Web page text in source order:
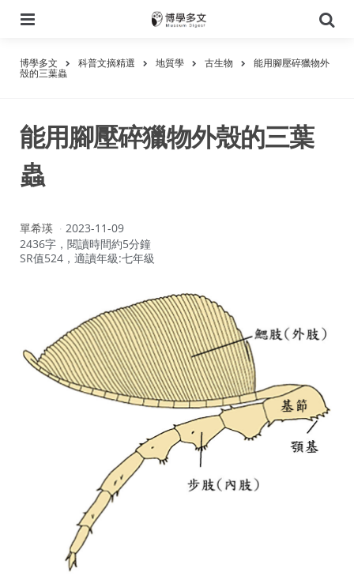
尋
博學多文 科普文摘精選 地質學 古生物 能用腳壓碎獵物外
殼的三葉蟲
能用腳壓碎獵物外殼的三葉
蟲
作
者：
單希瑛
2023-11-09
2436字，閱讀時間約5分鐘
SR值524，適讀年級:七年級